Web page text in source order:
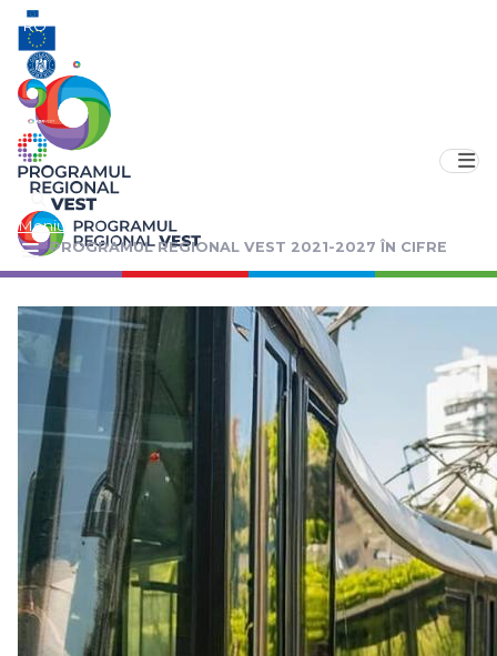
Meniu
RO